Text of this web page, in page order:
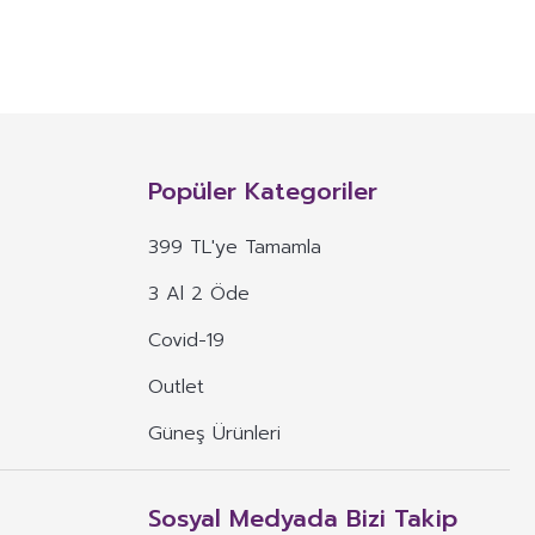
maddelerin konsantre veya ekstraktlarının tek başına veya
dozu belirlenmiş ürünleri ifade eder.
böyle özelliklere atıfta bulunan ifadeler yer alamaz.
eden veya vurgulayan ifadeler yer alamaz.
Popüler Kategoriler
399 TL'ye Tamamla
3 Al 2 Öde
Covid-19
Outlet
Güneş Ürünleri
Sosyal Medyada Bizi Takip